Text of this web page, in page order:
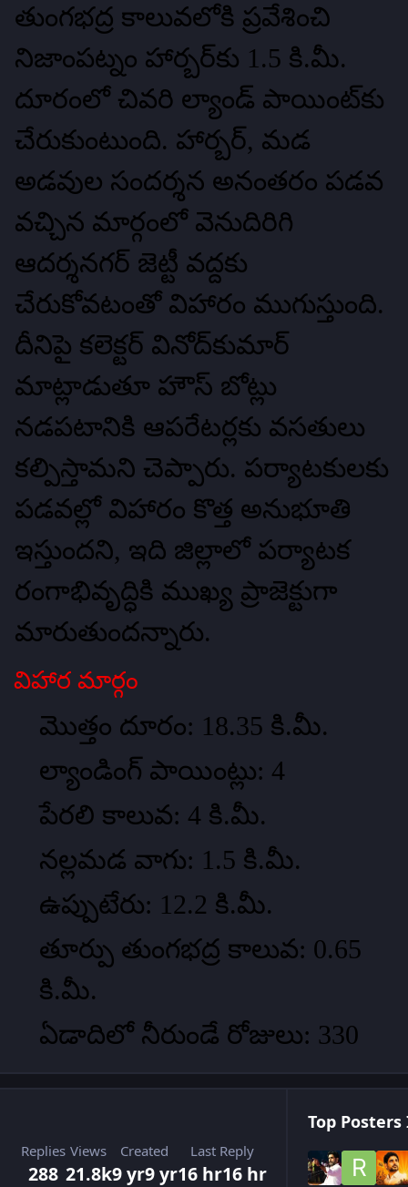
తుంగభద్ర కాలువలోకి ప్రవేశించి
నిజాంపట్నం హార్బర్‌కు 1.5 కి.మీ.
దూరంలో చివరి ల్యాండ్‌ పాయింట్‌కు
చేరుకుంటుంది. హార్బర్, మడ
అడవుల సందర్శన అనంతరం పడవ
వచ్చిన మార్గంలో వెనుదిరిగి
ఆదర్శనగర్‌ జెట్టీ వద్దకు
చేరుకోవటంతో విహారం ముగుస్తుంది.
దీనిపై కలెక్టర్‌ వినోద్‌కుమార్‌
మాట్లాడుతూ హౌస్‌ బోట్లు
నడపటానికి ఆపరేటర్లకు వసతులు
కల్పిస్తామని చెప్పారు. పర్యాటకులకు
పడవల్లో విహారం కొత్త అనుభూతి
ఇస్తుందని, ఇది జిల్లాలో పర్యాటక
రంగాభివృద్ధికి ముఖ్య ప్రాజెక్టుగా
మారుతుందన్నారు.
విహార మార్గం
మొత్తం దూరం: 18.35 కి.మీ.
ల్యాండింగ్‌ పాయింట్లు: 4
పేరలి కాలువ: 4 కి.మీ.
నల్లమడ వాగు: 1.5 కి.మీ.
ఉప్పుటేరు: 12.2 కి.మీ.
తూర్పు తుంగభద్ర కాలువ: 0.65
కి.మీ.
ఏడాదిలో నీరుండే రోజులు: 330
Replies
288
Views
21.8k
Created
9 yr9 yr
Last Reply
16 hr16 hr
Top Posters